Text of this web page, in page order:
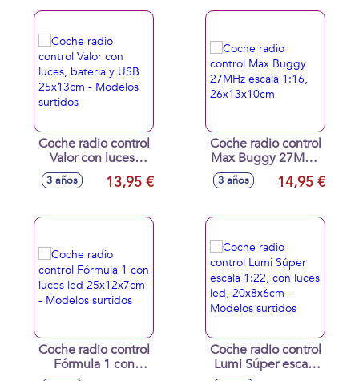
Coche radio control
Valor con luces,
bateria y USB
25x13cm -
3 años 13,95 €
Coche radio control
Max Buggy 27MHz
escala 1:16,
26x13x10cm
3 años 14,95 €
Coche radio control
Fórmula 1 con
Coche radio control
Lumi Súper escala